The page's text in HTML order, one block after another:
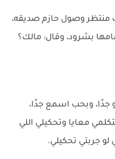
منتظر وصول حازم صديقه،
بشرود، وقال: مالك؟
جدًا، وبحب اسمع جدًا،
معايا وتحكيلي اللي
جربتي تحكيلي.